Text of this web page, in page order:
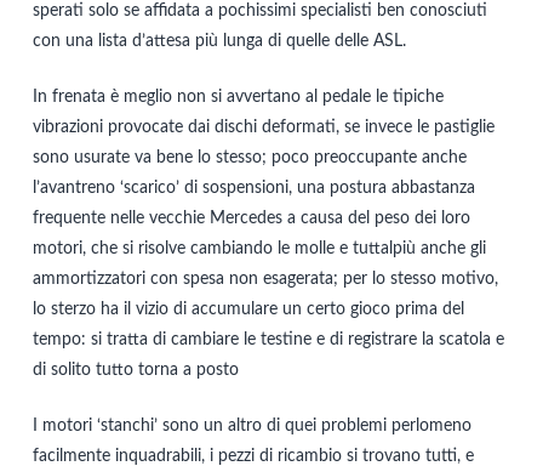
sperati solo se affidata a pochissimi specialisti ben conosciuti
con una lista d’attesa più lunga di quelle delle ASL.
In frenata è meglio non si avvertano al pedale le tipiche
vibrazioni provocate dai dischi deformati, se invece le pastiglie
sono usurate va bene lo stesso; poco preoccupante anche
l’avantreno ‘scarico’ di sospensioni, una postura abbastanza
frequente nelle vecchie Mercedes a causa del peso dei loro
motori, che si risolve cambiando le molle e tuttalpiù anche gli
ammortizzatori con spesa non esagerata; per lo stesso motivo,
lo sterzo ha il vizio di accumulare un certo gioco prima del
tempo: si tratta di cambiare le testine e di registrare la scatola e
di solito tutto torna a posto
I motori ‘stanchi’ sono un altro di quei problemi perlomeno
facilmente inquadrabili, i pezzi di ricambio si trovano tutti, e